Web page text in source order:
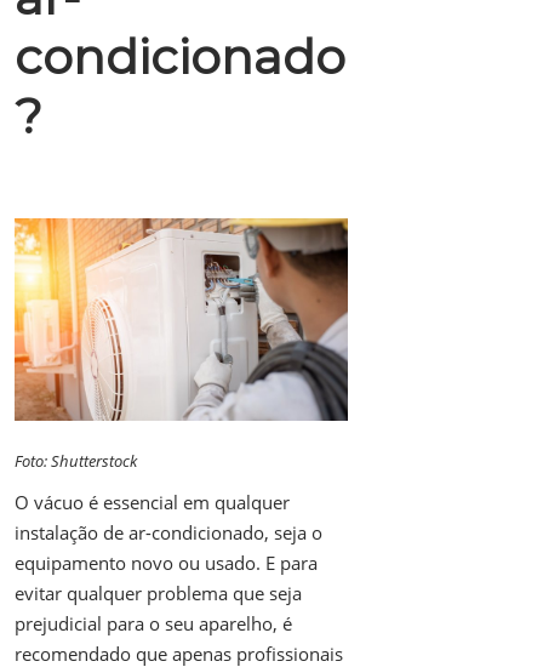
condicionado
?
Foto: Shutterstock
O vácuo é essencial em qualquer
instalação de ar-condicionado, seja o
equipamento novo ou usado. E para
evitar qualquer problema que seja
prejudicial para o seu aparelho, é
recomendado que apenas profissionais